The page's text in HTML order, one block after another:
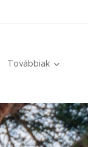
Továbbiak